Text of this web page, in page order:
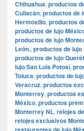
Chihuahua, productos
Culiacán, productos de
Hermosillo, productos
productos de lujo
productos de lujo
León., productos de lujo
productos de lujo
lujo San Luis Potosí,
Toluca, productos de
Veracruz, productos
Monterrey, productos
México, productos
Monterrey NL, relojes
relojes exclusivos